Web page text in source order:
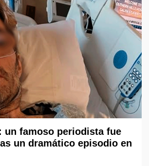
un famoso periodista fue
un dramático episodio en